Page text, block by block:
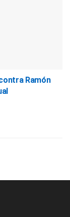
Ramón